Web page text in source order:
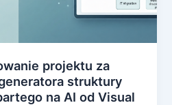
projektu za
struktury
na AI od Visual